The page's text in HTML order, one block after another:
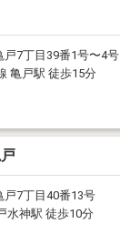
戸7丁目39番1号〜4号
亀戸駅 徒歩15分
戸7丁目40番13号
水神駅 徒歩10分